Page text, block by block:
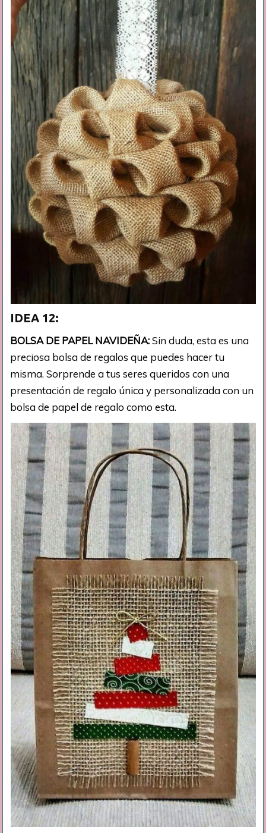
IDEA 12:
BOLSA DE PAPEL NAVIDEÑA:Sin duda, esta es una
preciosa bolsa de regalos que puedes hacer tu
misma. Sorprende a tus seres queridos con una
presentación de regalo única y personalizada con un
bolsa de papel de regalo como esta.